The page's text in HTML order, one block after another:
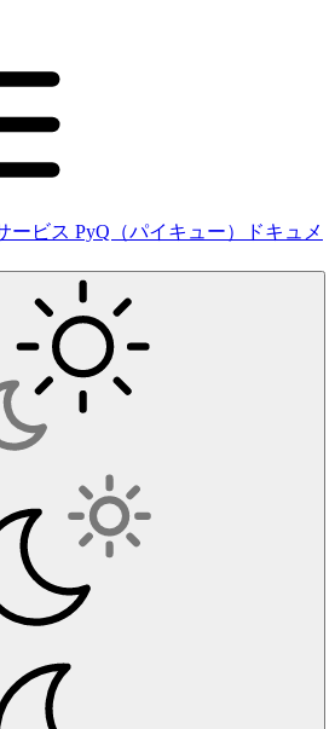
ービス PyQ（パイキュー）ドキュメ